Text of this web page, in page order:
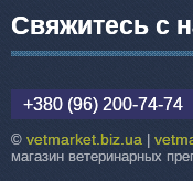
Свяжитесь с
+380 (96) 200-74-74
© vetmarket.biz.ua
магазин ветеринарных